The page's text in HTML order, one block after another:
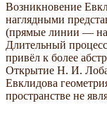
Возникновение
наглядными
(прямые линии —
Длительный
привёл к более
Открытие Н. И.
Евклидова
пространстве не